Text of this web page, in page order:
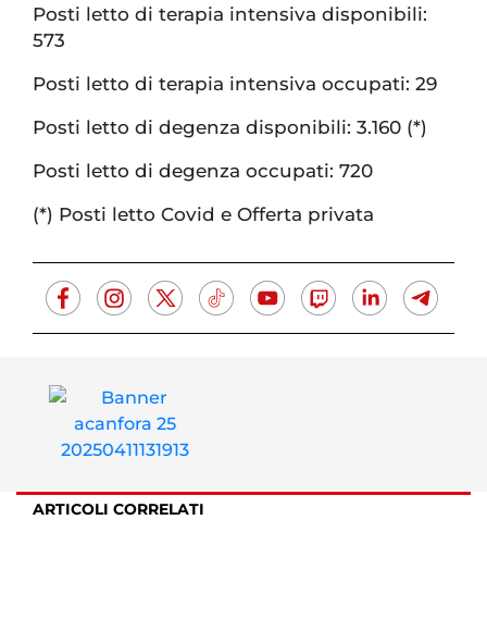
Posti letto di terapia intensiva disponibili:
573
Posti letto di terapia intensiva occupati: 29
Posti letto di degenza disponibili: 3.160 (*)
Posti letto di degenza occupati: 720
(*) Posti letto Covid e Offerta privata
ARTICOLI CORRELATI